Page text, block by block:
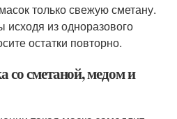
только свежую сметану.
из одноразового
остатки повторно.
со сметаной, медом и